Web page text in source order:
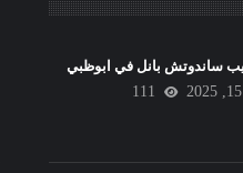
ساندوتش بانل في ابوظبي
111